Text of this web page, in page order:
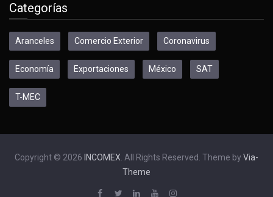
Categorías
Aranceles Comercio Exterior Coronavirus
Economía Exportaciones México SAT
T-MEC
Copyright © 2026 INCOMEX. All Rights Reserved. Theme by Via-
Theme